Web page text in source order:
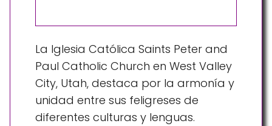
La Iglesia Católica Saints Peter and
Paul Catholic Church en West Valley
City, Utah, destaca por la armonía y
unidad entre sus feligreses de
diferentes culturas y lenguas.